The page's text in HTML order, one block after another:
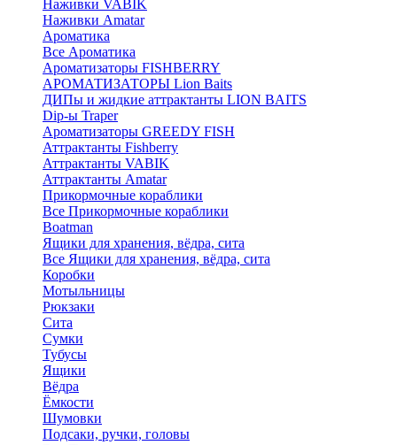
Наживки VABIK
Наживки Amatar
Ароматика
Все Ароматика
Ароматизаторы FISHBERRY
АРОМАТИЗАТОРЫ Lion Baits
ДИПы и жидкие аттрактанты LION BAITS
Dip-ы Traper
Ароматизаторы GREEDY FISH
Аттрактанты Fishberry
Аттрактанты VABIK
Аттрактанты Amatar
Прикормочные кораблики
Все Прикормочные кораблики
Boatman
Ящики для хранения, вёдра, сита
Все Ящики для хранения, вёдра, сита
Коробки
Мотыльницы
Рюкзаки
Сита
Сумки
Тубусы
Ящики
Вёдра
Ёмкости
Шумовки
Подсаки, ручки, головы